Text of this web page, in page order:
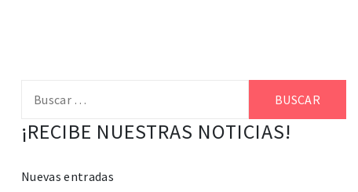
¡RECIBE NUESTRAS NOTICIAS!
Nuevas entradas